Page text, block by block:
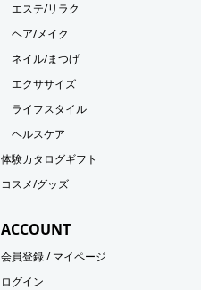
エステ/リラク
ヘア/メイク
ネイル/まつげ
エクササイズ
ライフスタイル
ヘルスケア
体験カタログギフト
コスメ/グッズ
ACCOUNT
会員登録 / マイページ
ログイン